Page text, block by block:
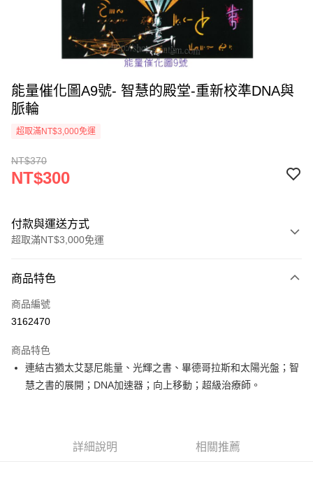
能量催化圖A9號- 智慧的殿堂-重新校準DNA與
脈輪
超取滿NT$3,000免運
NT$370
NT$300
付款與運送方式
超取滿NT$3,000免運
信用卡一次付款
超商取貨付款
Apple Pay
街口支付
商品特色
商品編號
3162470
商品特色
連結古猶太艾瑟尼能量、光輝之書、畢德哥拉斯和太陽光盤；智
慧之書的展開；DNA加速器；向上移動；超級治療師。
詳細說明 相關推薦